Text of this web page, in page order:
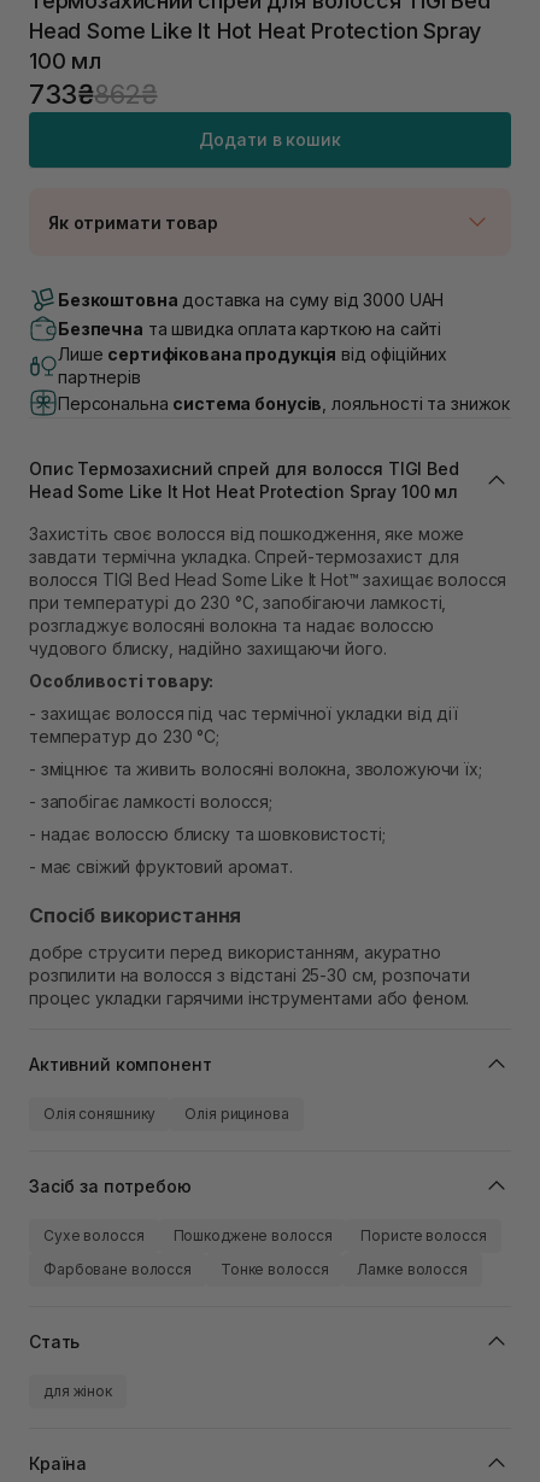
Head Some Like It Hot Heat Protection Spray
100 мл
733₴862₴
Додати в кошик
Як отримати товар
В наявності
Самовивіз м. Луцьк, вул. Винниченка 4
Немає в наявності!
Самовивіз м. Львів, вул. Академіка Підстригача, 1В
(Duck’s Lake)
Немає в наявності!
Немає в наявності!
Самовивіз м. Львів, вул. Степана Бандери 45
Самовивіз м. Рівне, вул. 16-го Липня, 15
Немає в наявності!
Самовивіз м. Рівне, вул. Кулика і Гудачека 23 (ТЦ
Екватор)
Немає в наявності!
Безкоштовна доставка на суму від 3000 UAH
Безпечна та швидка оплата карткою на сайті
Лише сертифікована продукція від офіційних
партнерів
Персональна система бонусів , лояльності та знижок
Опис Термозахисний спрей для волосся TIGI Bed
Head Some Like It Hot Heat Protection Spray 100 мл
Захистіть своє волосся від пошкодження, яке може
завдати термічна укладка. Спрей-термозахист для
волосся TIGI Bed Head Some Like It Hot™ захищає волосся
при температурі до 230 °C, запобігаючи ламкості,
розгладжує волосяні волокна та надає волоссю
чудового блиску, надійно захищаючи його.
Особливості товару:
- захищає волосся під час термічної укладки від дії
температур до 230 °C;
- зміцнює та живить волосяні волокна, зволожуючи їх;
- запобігає ламкості волосся;
- надає волоссю блиску та шовковистості;
- має свіжий фруктовий аромат.
Спосіб використання
добре струсити перед використанням, акуратно
розпилити на волосся з відстані 25-30 см, розпочати
процес укладки гарячими інструментами або феном.
Активний компонент
Олія соняшнику Олія рицинова
Засіб за потребою
Сухе волосся Пошкоджене волосся
Пористе волосся
Фарбоване волосся
Тонке волосся Ламке волосся
Стать
для жінок
Країна